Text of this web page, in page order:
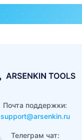
Почта поддержки:
support@arsenkin.ru
Телеграм чат: